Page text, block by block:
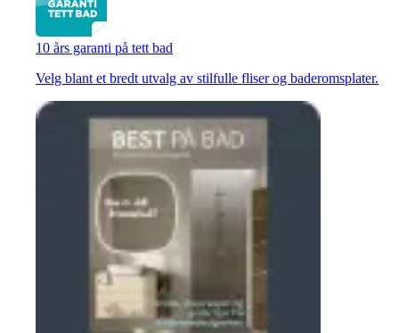
10 års garanti på tett bad
Velg blant et bredt utvalg av stilfulle fliser og baderomsplater.